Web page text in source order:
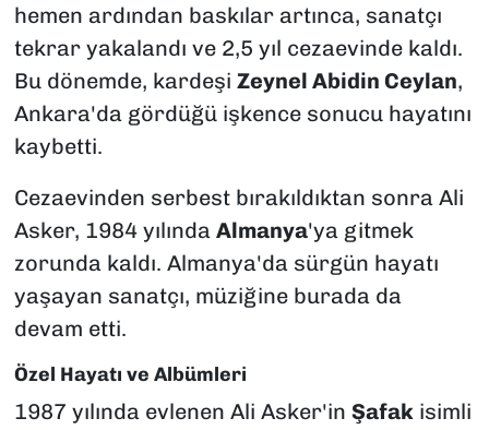
hemen ardından baskılar artınca, sanatçı
tekrar yakalandı ve 2,5 yıl cezaevinde kaldı.
Bu dönemde, kardeşi Zeynel Abidin Ceylan,
Ankara'da gördüğü işkence sonucu hayatını
kaybetti.
Cezaevinden serbest bırakıldıktan sonra Ali
Asker, 1984 yılında Almanya'ya gitmek
zorunda kaldı. Almanya'da sürgün hayatı
yaşayan sanatçı, müziğine burada da
devam etti.
Özel Hayatı ve Albümleri
1987 yılında evlenen Ali Asker'in Şafakisimli